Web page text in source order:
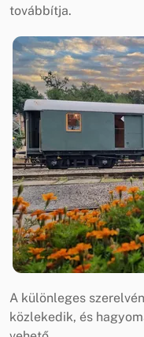
továbbítja.
A különleges
közlekedik, és